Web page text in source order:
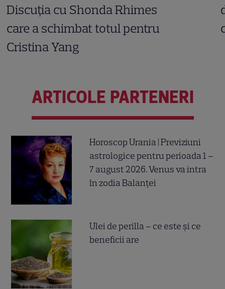
Discuția cu Shonda Rhimes
care a schimbat totul pentru
Cristina Yang
ARTICOLE PARTENERI
Horoscop Urania | Previziuni
astrologice pentru perioada 1 –
7 august 2026. Venus va intra
în zodia Balanței
Ulei de perilla – ce este și ce
beneficii are